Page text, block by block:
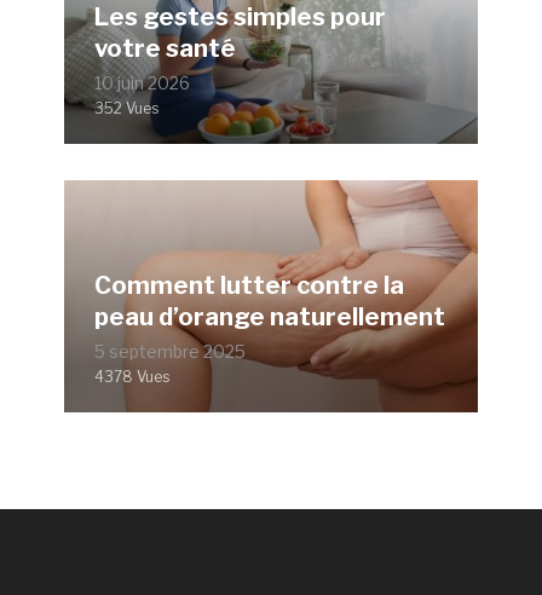
Les gestes simples pour
votre santé
10 juin 2026
352 Vues
Comment lutter contre la
peau d’orange naturellement
5 septembre 2025
4378 Vues